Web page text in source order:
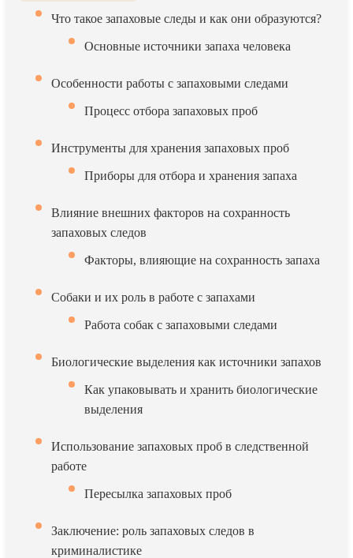
Что такое запаховые следы и как они образуются?
Основные источники запаха человека
Особенности работы с запаховыми следами
Процесс отбора запаховых проб
Инструменты для хранения запаховых проб
Приборы для отбора и хранения запаха
Влияние внешних факторов на сохранность
запаховых следов
Факторы, влияющие на сохранность запаха
Собаки и их роль в работе с запахами
Работа собак с запаховыми следами
Биологические выделения как источники запахов
Как упаковывать и хранить биологические
выделения
Использование запаховых проб в следственной
работе
Пересылка запаховых проб
Заключение: роль запаховых следов в
криминалистике